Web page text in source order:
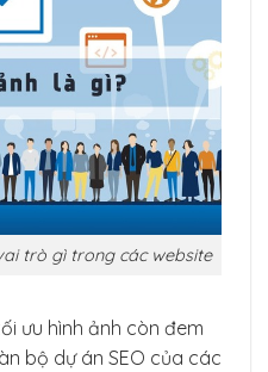
trò gì trong các website
ưu hình ảnh còn đem
bộ dự án SEO của các